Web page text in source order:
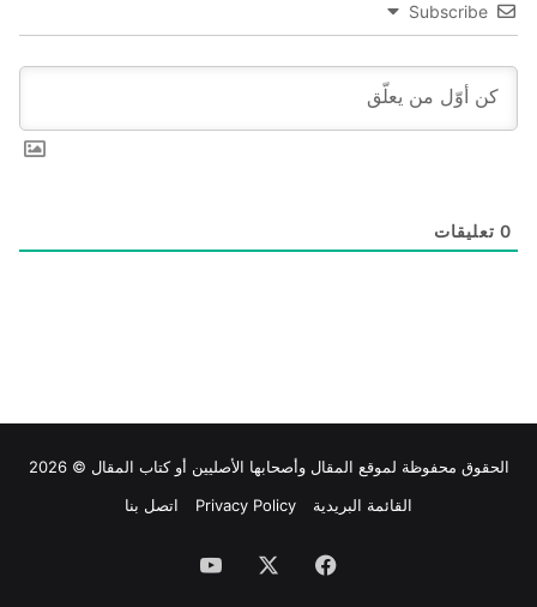
Subscribe
0 تعليقات
الحقوق محفوظة لموقع المقال وأصحابها الأصليين أو كتاب المقال © 2026
القائمة البريدية
Privacy Policy اتصل بنا
فيسبوك ‫YouTube